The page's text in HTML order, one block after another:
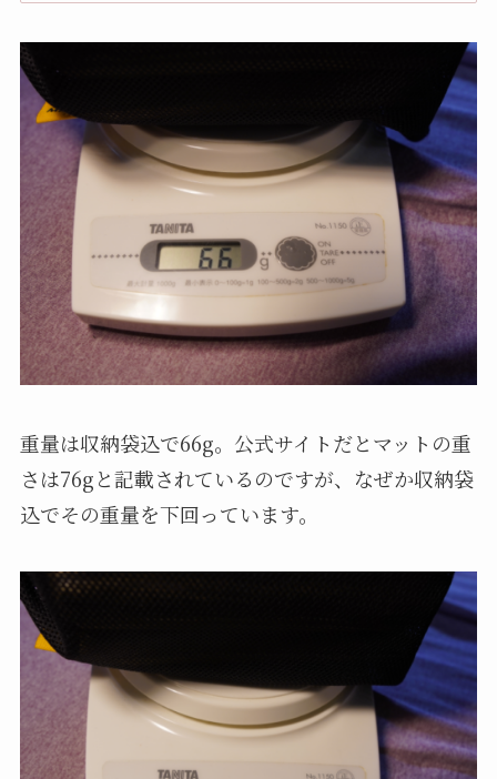
重量は収納袋込で66g。公式サイトだとマットの重
さは76gと記載されているのですが、なぜか収納袋
込でその重量を下回っています。